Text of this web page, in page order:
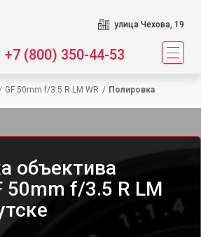
улица Чехова, 19
+7 (800) 350-44-53
GF 50mm f/3.5 R LM WR / Полировка
объектива
50mm f/3.5 R LM